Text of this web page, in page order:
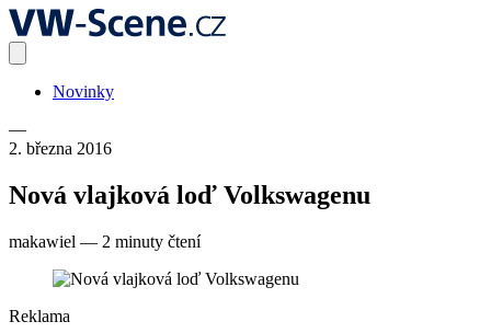
Novinky
—
2. března 2016
Nová vlajková loď Volkswagenu
makawiel — 2 minuty čtení
Reklama